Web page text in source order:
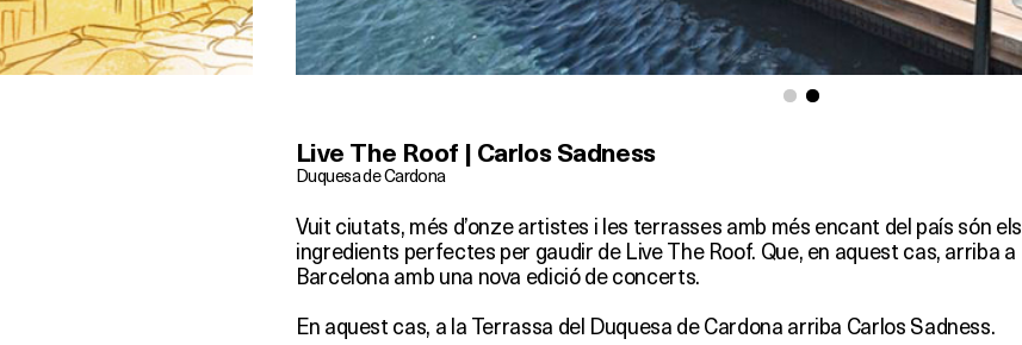
Live The Roof | Carlos Sadness
Duquesa de Cardona
Vuit ciutats, més d’onze artistes i les terrasses amb més encant del país són els
ingredients perfectes per gaudir de Live The Roof. Que, en aquest cas, arriba a
Barcelona amb una nova edició de concerts.
En aquest cas, a la Terrassa del Duquesa de Cardona arriba Carlos Sadness.